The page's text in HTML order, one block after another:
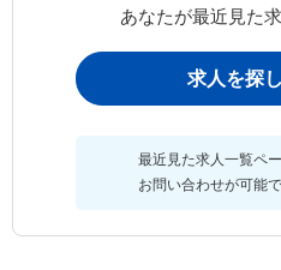
あなたが最近見た
求人を探
最近見た求人一覧ペー
お問い合わせが可能で